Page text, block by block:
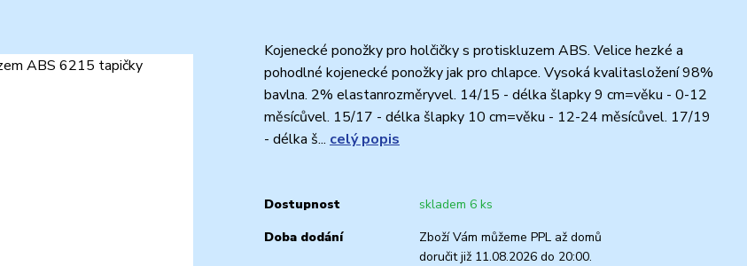
Kojenecké ponožky pro holčičky s protiskluzem ABS. Velice hezké a
pohodlné kojenecké ponožky jak pro chlapce. Vysoká kvalitasložení 98%
bavlna. 2% elastanrozměryvel. 14/15 - délka šlapky 9 cm=věku - 0-12
měsícůvel. 15/17 - délka šlapky 10 cm=věku - 12-24 měsícůvel. 17/19
- délka š... celý popis
Dostupnost
skladem 6 ks
Doba dodání
Zboží Vám můžeme PPL až domů
doručit již 11.08.2026 do 20:00.